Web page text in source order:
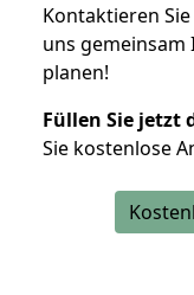
Kontaktieren
uns gemeinsam
planen!
Füllen Sie jetzt
Sie kostenlose